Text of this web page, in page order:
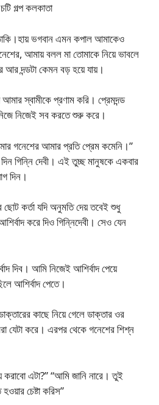
গল্প কলকাতা
ভগবান এমন কপাল আমাকেও
আমায় বলল মা তোমাকে নিয়ে ভাবলে
দন্ডটা কেমন বড় হয়ে যায়।
আমার স্বামীকে প্রণাম করি। প্রেমদন্ড
নিজেই সব করতে শুরু করে।
গনেশের আমার প্রতি প্রেম কমেনি।”
গিন্নি দেবী। এই তুচ্ছ মানুষকে একবার
দিন।
কর্তা যদি অনুমতি দেয় তবেই শুধু
করে দিও গিন্নিদেবী। সেও যেন
দিব। আমি নিজেই আশির্বাদ পেয়ে
আশির্বাদ পেতে।
কাছে নিয়ে গেলে ডাক্তার ওর
যেটা করে। এরপর থেকে গনেশের শিশ্ন
এটা?” “আমি জানি নারে। তুই
চেষ্টা করিস”